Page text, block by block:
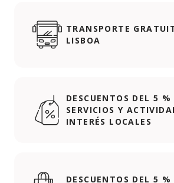
TRANSPORTE
LISBOA
DESCUENTOS DEL 5
SERVICIOS Y
INTERÉS LOCALES
DESCUENTOS DEL 5